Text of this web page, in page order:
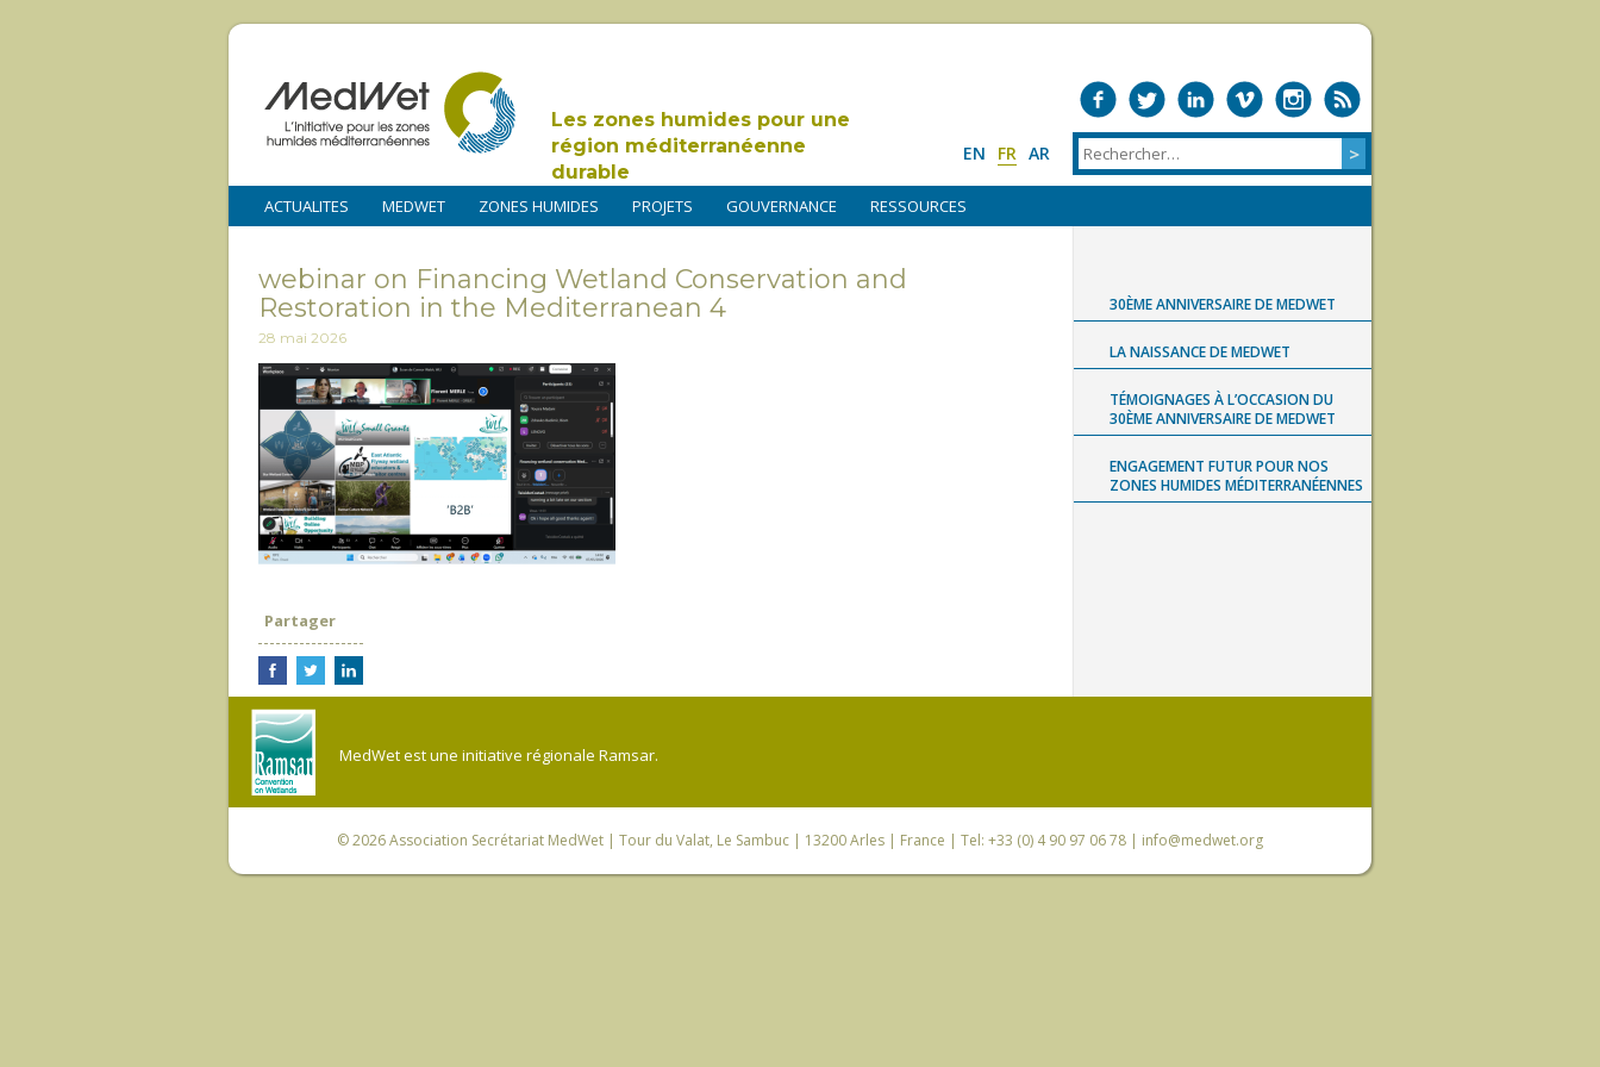
Les zones humides pour une
région méditerranéenne
durable
EN FR AR
ACTUALITES MEDWET ZONES HUMIDES PROJETS GOUVERNANCE RESSOURCES
webinar on Financing Wetland Conservation and
Restoration in the Mediterranean 4
28 mai 2026
Partager
30ÈME ANNIVERSAIRE DE MEDWET
LA NAISSANCE DE MEDWET
TÉMOIGNAGES À L’OCCASION DU
30ÈME ANNIVERSAIRE DE MEDWET
ENGAGEMENT FUTUR POUR NOS
ZONES HUMIDES MÉDITERRANÉENNES
MedWet est une initiative régionale Ramsar.
© 2026Association Secrétariat MedWet | Tour du Valat, Le Sambuc | 13200 Arles | France | Tel: +33 (0) 4 90 97 06 78 | info@medwet.org